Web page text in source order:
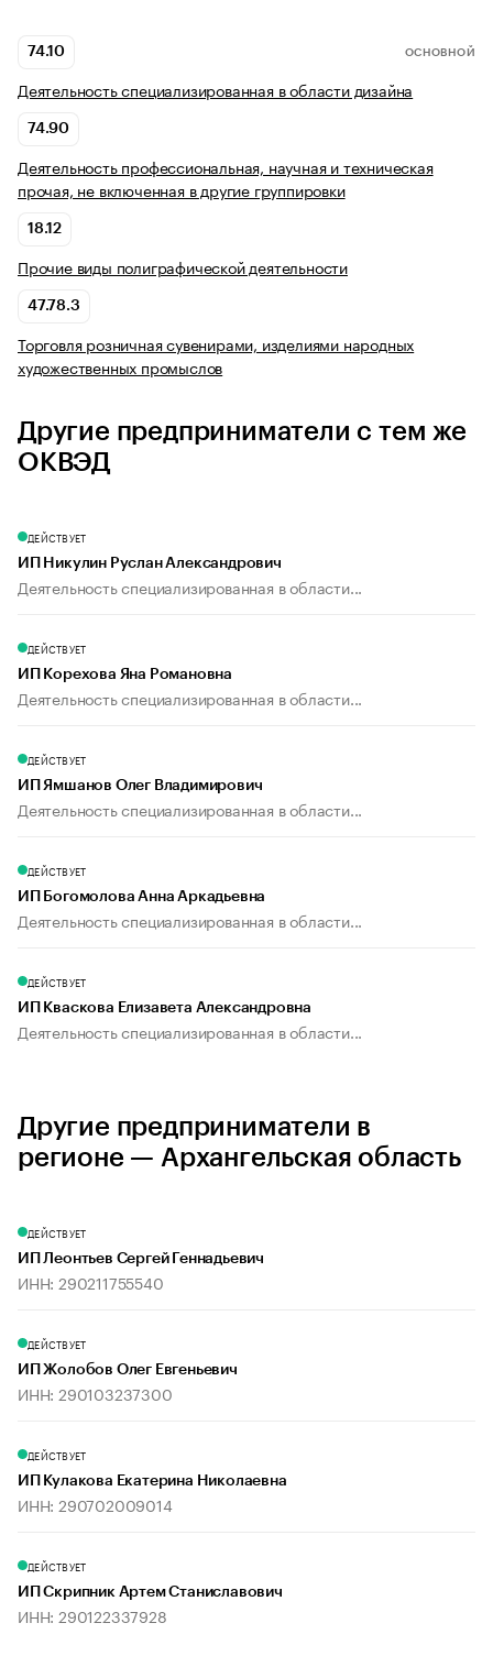
74.10 ОСНОВНОЙ
Деятельность специализированная в области дизайна
74.90
Деятельность профессиональная, научная и техническая
прочая, не включенная в другие группировки
18.12
Прочие виды полиграфической деятельности
47.78.3
Торговля розничная сувенирами, изделиями народных
художественных промыслов
Другие предприниматели с тем же
ОКВЭД
ДЕЙСТВУЕТ
ИП Никулин Руслан Александрович
Деятельность специализированная в области...
ДЕЙСТВУЕТ
ИП Корехова Яна Романовна
Деятельность специализированная в области...
ДЕЙСТВУЕТ
ИП Ямшанов Олег Владимирович
Деятельность специализированная в области...
ДЕЙСТВУЕТ
ИП Богомолова Анна Аркадьевна
Деятельность специализированная в области...
ДЕЙСТВУЕТ
ИП Кваскова Елизавета Александровна
Деятельность специализированная в области...
Другие предприниматели в
регионе — Архангельская область
ДЕЙСТВУЕТ
ИП Леонтьев Сергей Геннадьевич
ИНН: 290211755540
ДЕЙСТВУЕТ
ИП Жолобов Олег Евгеньевич
ИНН: 290103237300
ДЕЙСТВУЕТ
ИП Кулакова Екатерина Николаевна
ИНН: 290702009014
ДЕЙСТВУЕТ
ИП Скрипник Артем Станиславович
ИНН: 290122337928